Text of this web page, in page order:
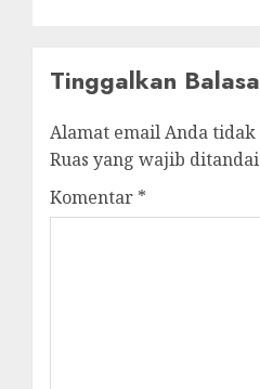
Tinggalkan
Alamat email Anda
Ruas yang wajib ditandai
Komentar *